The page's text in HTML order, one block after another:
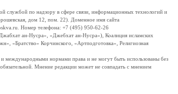
по надзору в сфере связи, информационных технологий и
дом 12, пом. 22). Доменное имя сайта
Номер телефона: +7 (495) 950-62-26
ан-Нусра», «Джебхат ан-Нусра»), Коалиция исламских
«Братство» Корчинского, «Артподготовка», Религиозная
международными нормами права и не могут быть использованы без
Мнение редакции может не совпадать с мнением